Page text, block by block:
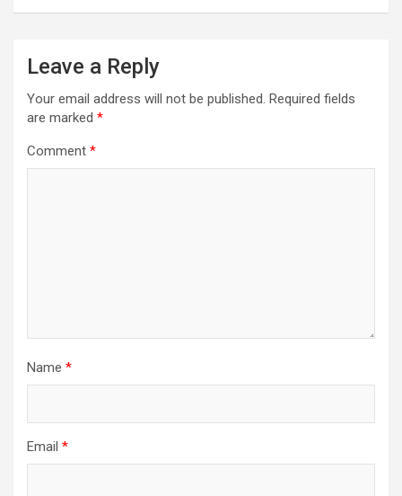
Leave a Reply
Your email address will not be published. Required fields
are marked *
Comment *
Name *
Email *